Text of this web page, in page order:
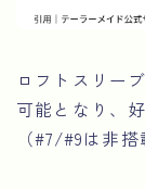
ロフトスリー
可能となり、
（#7/#9は非搭